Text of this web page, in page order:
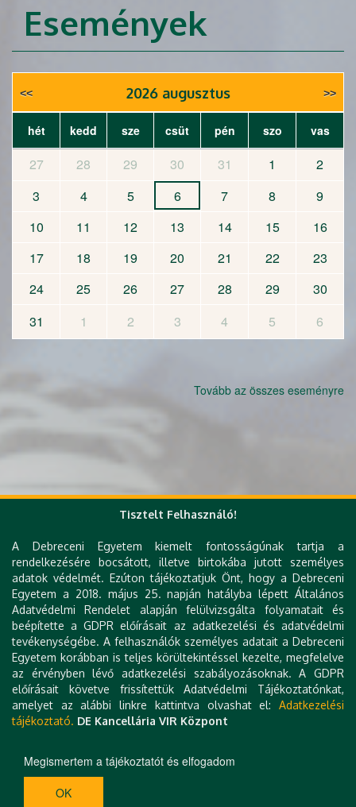
Események
2026 augusztus
hét kedd sze csüt pén szo vas
27 28 29 30 31 1
2
3
4 5 6 7 8
9
10
11 12 13 14 15
16
17
18 19 20 21 22
23
24
25 26 27 28 29
30
31
1 2 3 4 5 6
Tovább az összes eseményre
DE telefonkönyv
e-Organogram
KK Orvoskereső
KK Szakrendelés kereső
KK Betegségkereső
Várólista
Klinikai térkép
Levelezés
Állásajánlatok
Hibabejelentés
Kapcsolat
Technikai információk
H-4032 DEBRECEN, NAGYERDEI KÖRÚT 98. | TEL.: +36 52 411 717 | E-MAIL:
Tisztelt Felhasználó!
A Debreceni Egyetem kiemelt fontosságúnak tartja a
rendelkezésére bocsátott, illetve birtokába jutott személyes
adatok védelmét. Ezúton tájékoztatjuk Önt, hogy a Debreceni
Egyetem a 2018. május 25. napján hatályba lépett Általános
Adatvédelmi Rendelet alapján felülvizsgálta folyamatait és
beépítette a GDPR előírásait az adatkezelési és adatvédelmi
tevékenységébe. A felhasználók személyes adatait a Debreceni
Egyetem korábban is teljes körültekintéssel kezelte, megfelelve
az érvényben lévő adatkezelési szabályozásoknak. A GDPR
előírásait követve frissítettük Adatvédelmi Tájékoztatónkat,
amelyet az alábbi linkre kattintva olvashat el: Adatkezelési
tájékoztató. DE Kancellária VIR Központ
Megismertem a tájékoztatót és elfogadom
OK